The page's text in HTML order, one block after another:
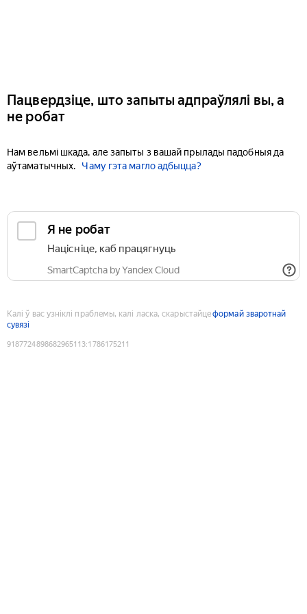
Пацвердзіце, што запыты адпраўлялі вы, а
не робат
Нам вельмі шкада, але запыты з вашай прылады падобныя да
аўтаматычных.
Чаму гэта магло адбыцца?
Я не робат
Націсніце, каб працягнуць
SmartCaptcha by Yandex Cloud
Калі ў вас узніклі праблемы, калі ласка, скарыстайцеформай зваротнай
сувязі
9187724898682965113:1786175211